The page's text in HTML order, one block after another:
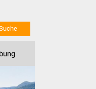
Jugend